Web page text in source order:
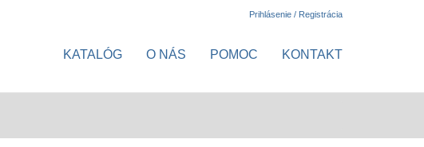
Prihlásenie / Registrácia
KATALÓG O NÁS POMOC KONTAKT